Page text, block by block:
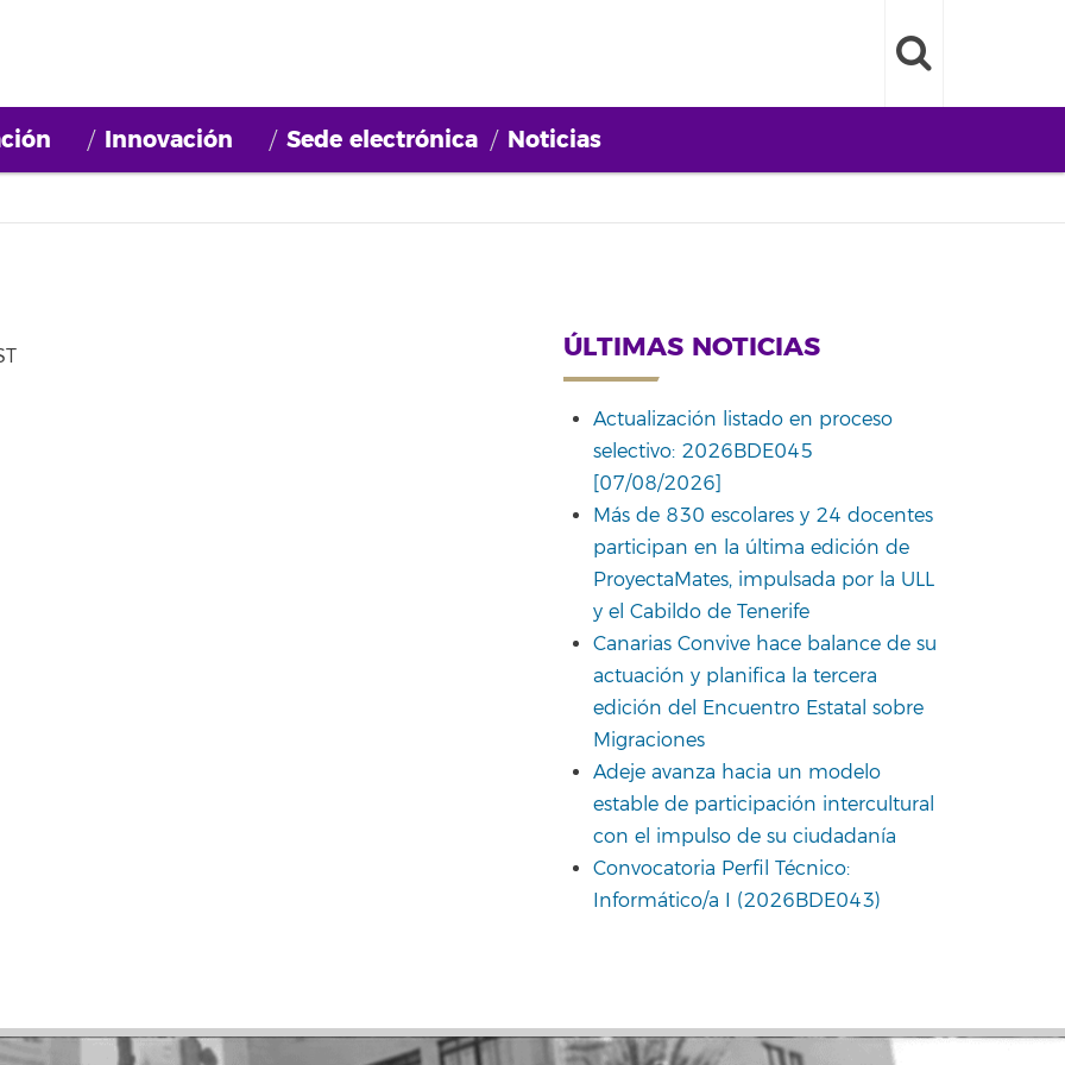
Innovación Sede electrónica Noticias
ÚLTIMAS NOTICIAS
Actualización listado en proceso
selectivo: 2026BDE045
[07/08/2026]
Más de 830 escolares y 24 docentes
participan en la última edición de
ProyectaMates, impulsada por la ULL
y el Cabildo de Tenerife
Canarias Convive hace balance de su
actuación y planifica la tercera
edición del Encuentro Estatal sobre
Migraciones
Adeje avanza hacia un modelo
estable de participación intercultural
con el impulso de su ciudadanía
Convocatoria Perfil Técnico:
Informático/a I (2026BDE043)